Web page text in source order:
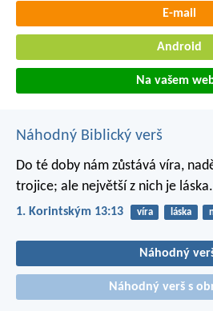
E-mail
Android
Na vašem
Náhodný Biblický verš
Do té doby nám zůstává víra,
trojice; ale největší z nich je láska.
1. Korintským 13:13 víra láska
Náhodný
Náhodný verš s